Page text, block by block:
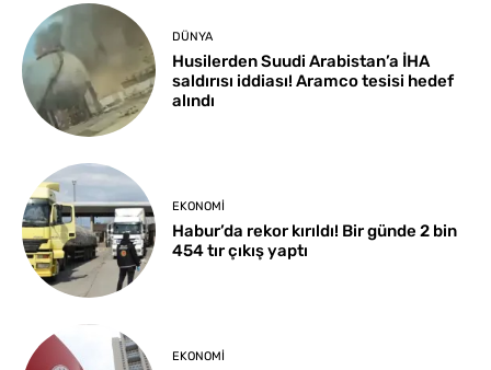
DÜNYA
Husilerden Suudi Arabistan’a İHA
saldırısı iddiası! Aramco tesisi hedef
alındı
EKONOMI
Habur’da rekor kırıldı! Bir günde 2 bin
454 tır çıkış yaptı
EKONOMI